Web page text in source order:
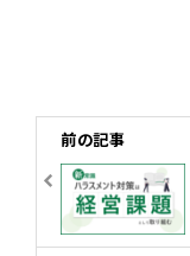
前の記事